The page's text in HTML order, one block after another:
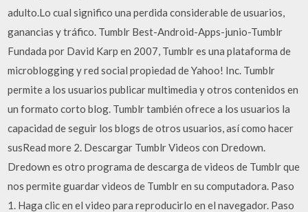
adulto.Lo cual significo una perdida considerable de usuarios,
ganancias y tráfico. Tumblr Best-Android-Apps-junio-Tumblr
Fundada por David Karp en 2007, Tumblr es una plataforma de
microblogging y red social propiedad de Yahoo! Inc. Tumblr
permite a los usuarios publicar multimedia y otros contenidos en
un formato corto blog. Tumblr también ofrece a los usuarios la
capacidad de seguir los blogs de otros usuarios, así como hacer
susRead more 2. Descargar Tumblr Videos con Dredown.
Dredown es otro programa de descarga de videos de Tumblr que
nos permite guardar videos de Tumblr en su computadora. Paso
1. Haga clic en el video para reproducirlo en el navegador. Paso